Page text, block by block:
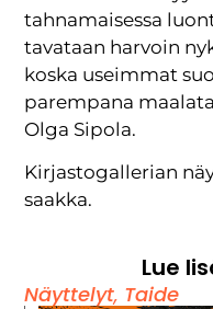
tahnamaisessa
tavataan harvoin
koska useimmat
parempana
Olga Sipola.
Kirjastogallerian
saakka.
Lue
Näyttelyt, Taide